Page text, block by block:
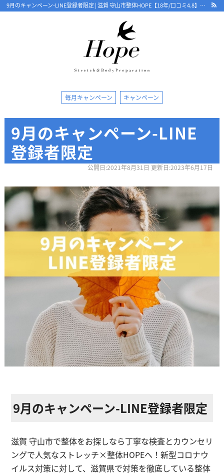
9月のキャンペーン-LINE登録者限定 | 滋賀 守山市整体HOPE【18年/口コミ4.8】骨盤から根本改善 ストレッチで優しく 守山で人気・おすすめ整体院
毎月キャンペーン キャンペーン
9月のキャンペーン-LINE
登録者限定
公開日:2021年8月31日 更新日:2023年6月17日
9月のキャンペーン-LINE登録者限定
滋賀 守山市で整体をお探しなら丁寧な検査とカウンセリ
ングで人気なストレッチ×整体HOPEへ！新型コロナウ
イルス対策に対して、滋賀県で対策を徹底している整体
初めての方へ
整体HOPEのこだわり
キャンセルについて
オンライン問診
ストレッチ整体
産後の骨盤矯正
美容整体
アスリートスリープコーチ
お客様の声
ストレッチ整体